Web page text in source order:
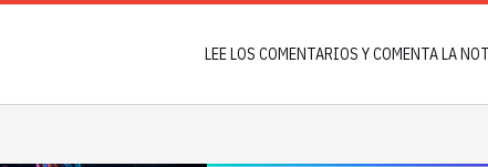
LEE LOS COMENTARIOS Y COMENTA LA